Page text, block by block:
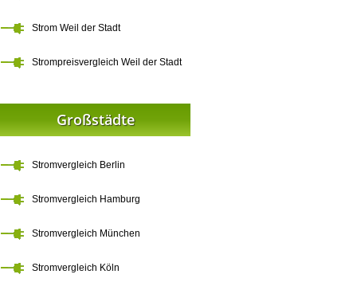
Strom Weil der Stadt
Strompreisvergleich Weil der Stadt
Großstädte
Stromvergleich Berlin
Stromvergleich Hamburg
Stromvergleich München
Stromvergleich Köln